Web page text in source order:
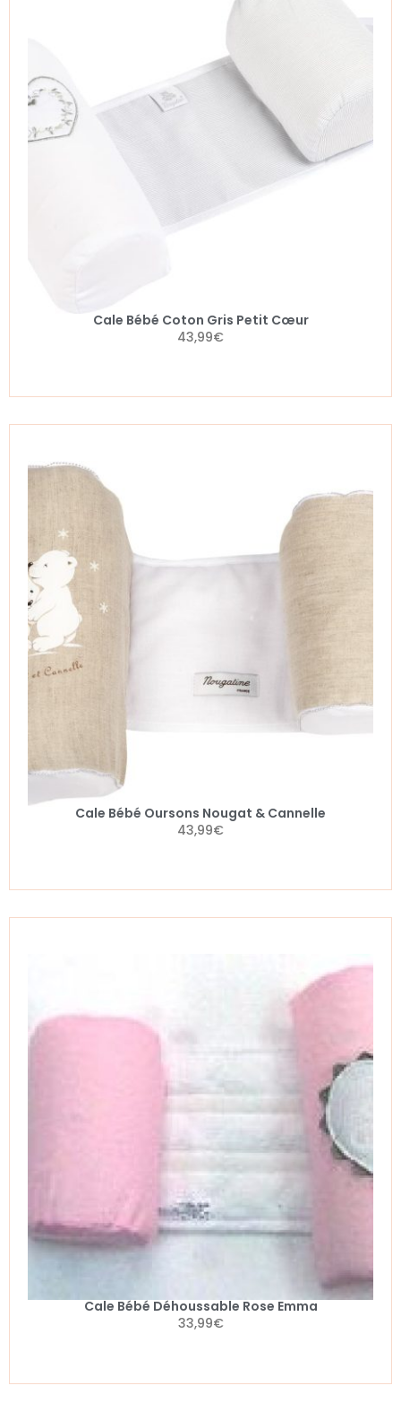
Cale Bébé Coton Gris Petit Cœur
43,99€
Cale Bébé Oursons Nougat & Cannelle
43,99€
Cale Bébé Déhoussable Rose Emma
33,99€